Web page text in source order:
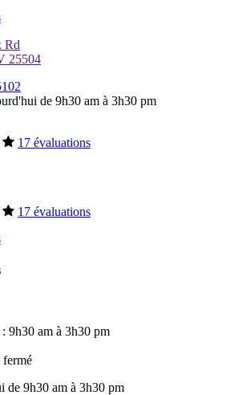
Rd
25504
de 9h30 am à 3h30 pm
17 évaluations
17 évaluations
9h30 am à 3h30 pm
fermé
de 9h30 am à 3h30 pm